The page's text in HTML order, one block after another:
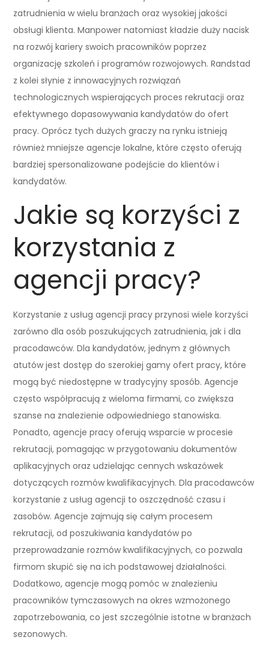
zatrudnienia w wielu branżach oraz wysokiej jakości
obsługi klienta. Manpower natomiast kładzie duży nacisk
na rozwój kariery swoich pracowników poprzez
organizację szkoleń i programów rozwojowych. Randstad
z kolei słynie z innowacyjnych rozwiązań
technologicznych wspierających proces rekrutacji oraz
efektywnego dopasowywania kandydatów do ofert
pracy. Oprócz tych dużych graczy na rynku istnieją
również mniejsze agencje lokalne, które często oferują
bardziej spersonalizowane podejście do klientów i
kandydatów.
Jakie są korzyści z
korzystania z
agencji pracy?
Korzystanie z usług agencji pracy przynosi wiele korzyści
zarówno dla osób poszukujących zatrudnienia, jak i dla
pracodawców. Dla kandydatów, jednym z głównych
atutów jest dostęp do szerokiej gamy ofert pracy, które
mogą być niedostępne w tradycyjny sposób. Agencje
często współpracują z wieloma firmami, co zwiększa
szanse na znalezienie odpowiedniego stanowiska.
Ponadto, agencje pracy oferują wsparcie w procesie
rekrutacji, pomagając w przygotowaniu dokumentów
aplikacyjnych oraz udzielając cennych wskazówek
dotyczących rozmów kwalifikacyjnych. Dla pracodawców
korzystanie z usług agencji to oszczędność czasu i
zasobów. Agencje zajmują się całym procesem
rekrutacji, od poszukiwania kandydatów po
przeprowadzanie rozmów kwalifikacyjnych, co pozwala
firmom skupić się na ich podstawowej działalności.
Dodatkowo, agencje mogą pomóc w znalezieniu
pracowników tymczasowych na okres wzmożonego
zapotrzebowania, co jest szczególnie istotne w branżach
sezonowych.